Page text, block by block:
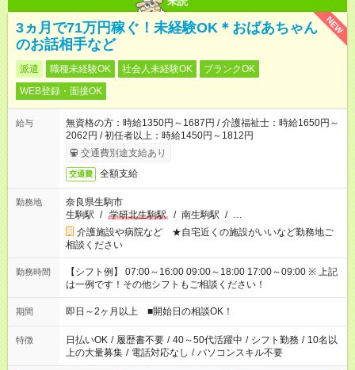
NEW
3ヵ月で71万円稼ぐ！未経験OK＊おばあちゃん
のお話相手など
派遣 職種未経験OK 社会人未経験OK
ブランクOK
WEB登録・面接OK
給与
無資格の方：時給1350円～1687円 / 介護福祉士：時給1650円～
2062円 / 初任者以上：時給1450円～1812円
交通費別途支給あり
交通費 全額支給
勤務地
奈良県生駒市
生駒駅 / 学研北生駒駅 / 南生駒駅 / …
介護施設や病院など ★自宅近くの施設がいいなど勤務地ご
相談ください
勤務時間
【シフト例】 07:00～16:00 09:00～18:00 17:00～09:00 ※ 上記
は一例です！その他シフトもご相談ください！
期間 即日～2ヶ月以上 ■開始日の相談OK！
特徴 日払いOK / 履歴書不要 / 40～50代活躍中 / シフト勤務 / 10名以
上の大量募集 / 電話対応なし / パソコンスキル不要